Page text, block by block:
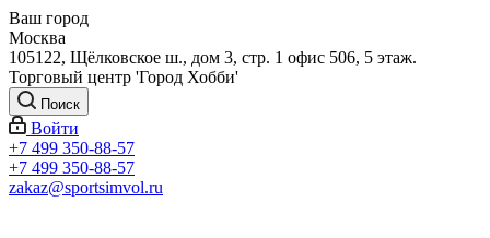
Ваш город
Москва
105122, Щёлковское ш., дом 3, стр. 1 офис 506, 5 этаж.
Торговый центр 'Город Хобби'
Поиск
Войти
+7 499 350-88-57
+7 499 350-88-57
zakaz@sportsimvol.ru